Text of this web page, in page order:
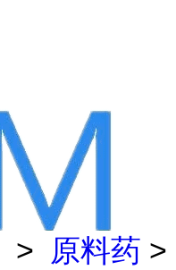
> 原料药 >